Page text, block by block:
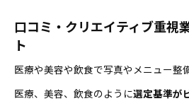
口コミ・クリエイティブ重視
ト
医療や美容や飲食で写真やメニュー整
医療、美容、飲食のように選定基準が